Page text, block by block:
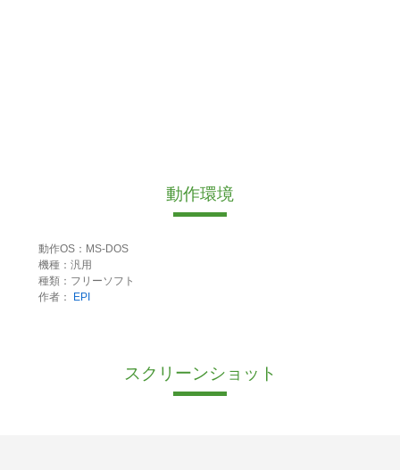
動作環境
動作OS：MS-DOS
機種：汎用
種類：フリーソフト
作者：
EPI
スクリーンショット